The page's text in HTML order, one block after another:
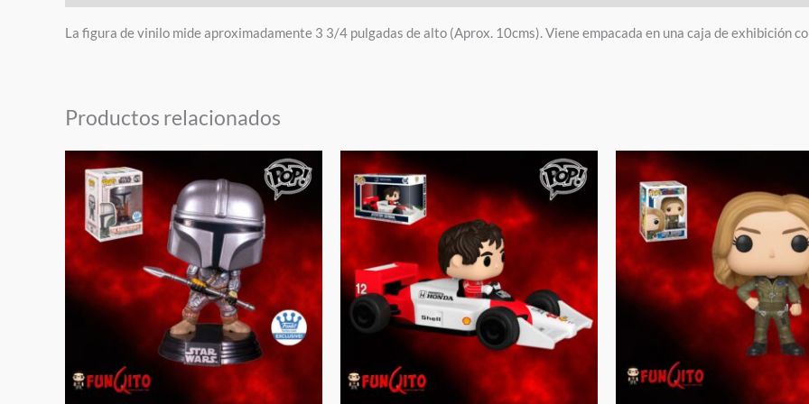
La figura de vinilo mide aproximadamente 3 3/4 pulgadas de alto (Aprox. 10cms). Viene empacada en una caja de exhibición
Productos relacionados
El
precio
original
era:
$45.00.
actual
es:
$36.00.
El
precio
original
era:
$60.00.
precio
actual
es:
$48.00.
El
precio
original
era:
$45.00.
actual
es:
$15.00.